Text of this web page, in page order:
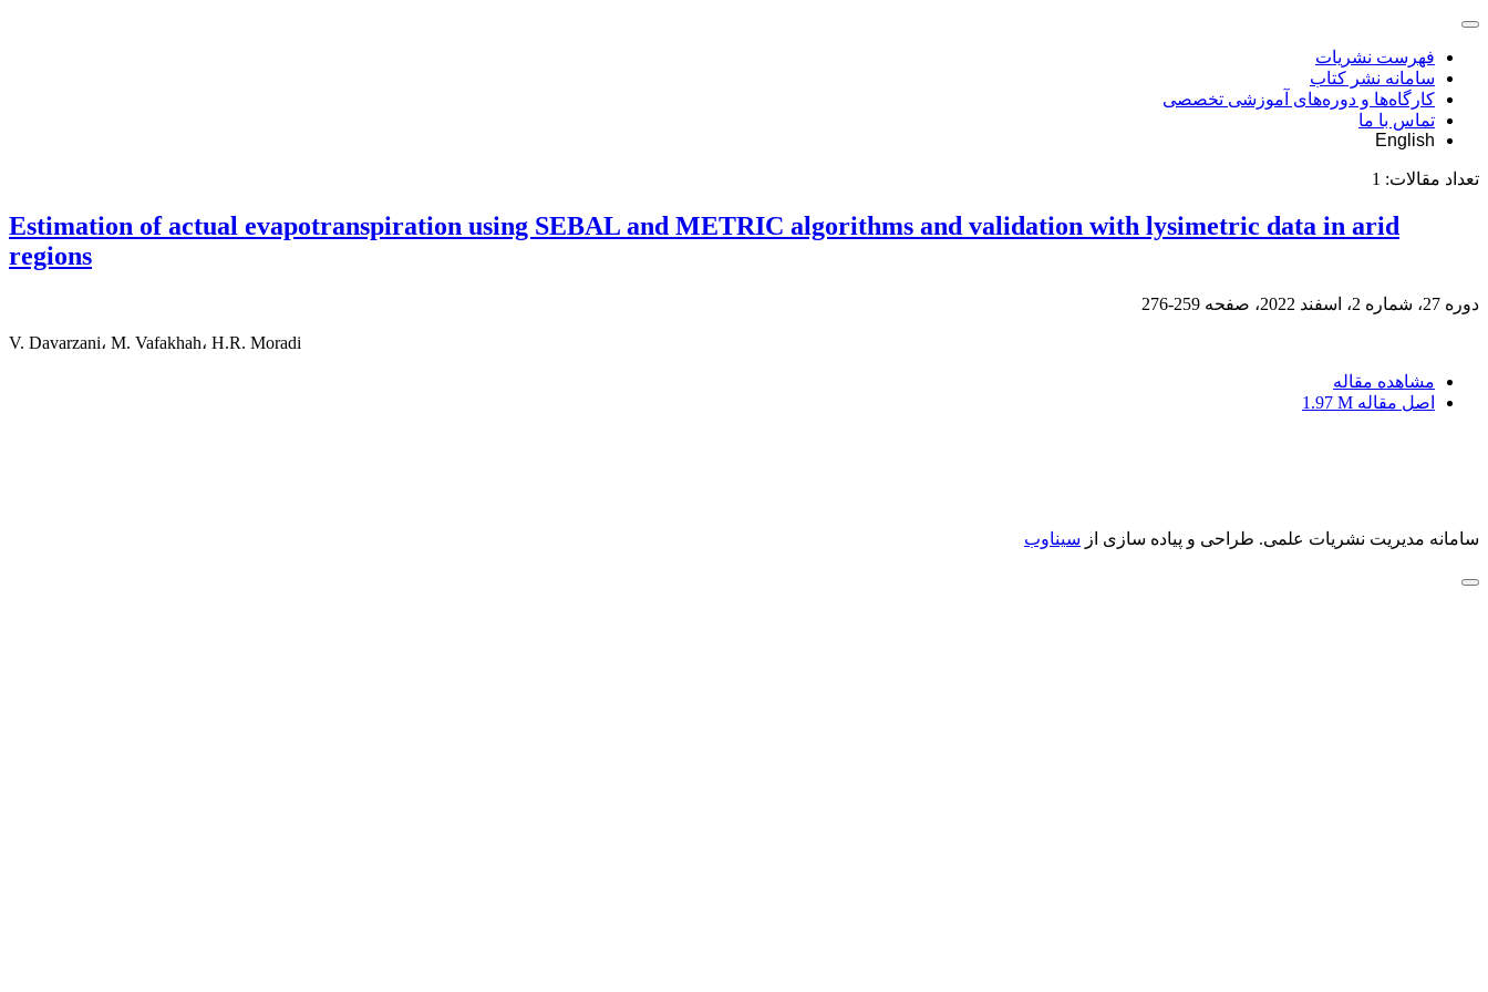
فهرست نشریات
سامانه نشر کتاب
کارگاه‌ها و دوره‌های آموزشی تخصصی
تماس با ما
English
تعداد مقالات: 1
Estimation of actual evapotranspiration using SEBAL and METRIC algorithms and validation with lysimetric data in arid
regions
دوره 27، شماره 2، اسفند 2022، صفحه 259-276
V. Davarzani، M. Vafakhah، H.R. Moradi
مشاهده مقاله
اصل مقاله 1.97 M
سامانه مدیریت نشریات علمی. طراحی و پیاده سازی از سیناوب